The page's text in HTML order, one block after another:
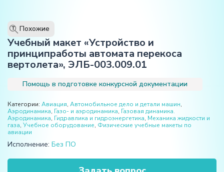
T Похожие
Учебный макет «Устройство и
принципработы автомата перекоса
вертолета», ЭЛБ-003.009.01
Помощь в подготовке конкурсной документации
Категории: Авиация, Автомобильное дело и детали машин,
Аэродинамика, Газо- и аэродинамика, Газовая динамика.
Аэродинамика, Гидравлика и гидроэнергетика, Механика жидкости и
газа, Учебное оборудование, Физические учебные макеты по
авиации
Исполнение: Без ПО